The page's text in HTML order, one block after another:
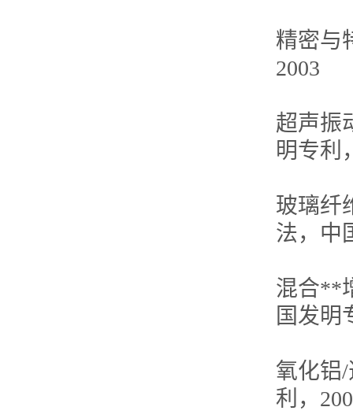
精密与
2003
超声振
明专利
玻璃纤
法，中
混合**
国发明
氧化铝
利，